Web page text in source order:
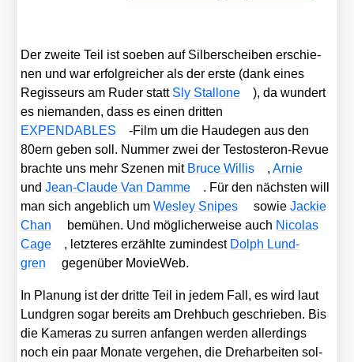
Der zwei­te Teil ist soeben auf Sil­ber­schei­ben erschie­
nen und war erfolg­rei­cher als der ers­te (dank eines
Regis­seurs am Ruder statt Sly Stal­lo­ne
), da wun­dert
es nie­man­den, dass es einen drit­ten
EXPENDABLES
-Film um die Hau­de­gen aus den
80ern geben soll. Num­mer zwei der Tes­to­ste­ron-Revue
brach­te uns mehr Sze­nen mit Bruce Wil­lis ,Arnie
undJean-Clau­de Van Dam­me
. Für den nächs­ten will
man sich angeb­lich umWes­ley Snipes sowieJackie
Chan
bemü­hen. Und mög­li­cher­wei­se auch Nico­las
Cage
, letz­te­res erzähl­te zumin­dest Dolph Lund­
gren
gegen­über MovieW­eb.
In Pla­nung ist der drit­te Teil in jedem Fall, es wird laut
Lund­gren sogar bereits am Dreh­buch geschrie­ben. Bis
die Kame­ras zu sur­ren anfan­gen wer­den aller­dings
noch ein paar Mona­te ver­ge­hen, die Dreh­ar­bei­ten sol­